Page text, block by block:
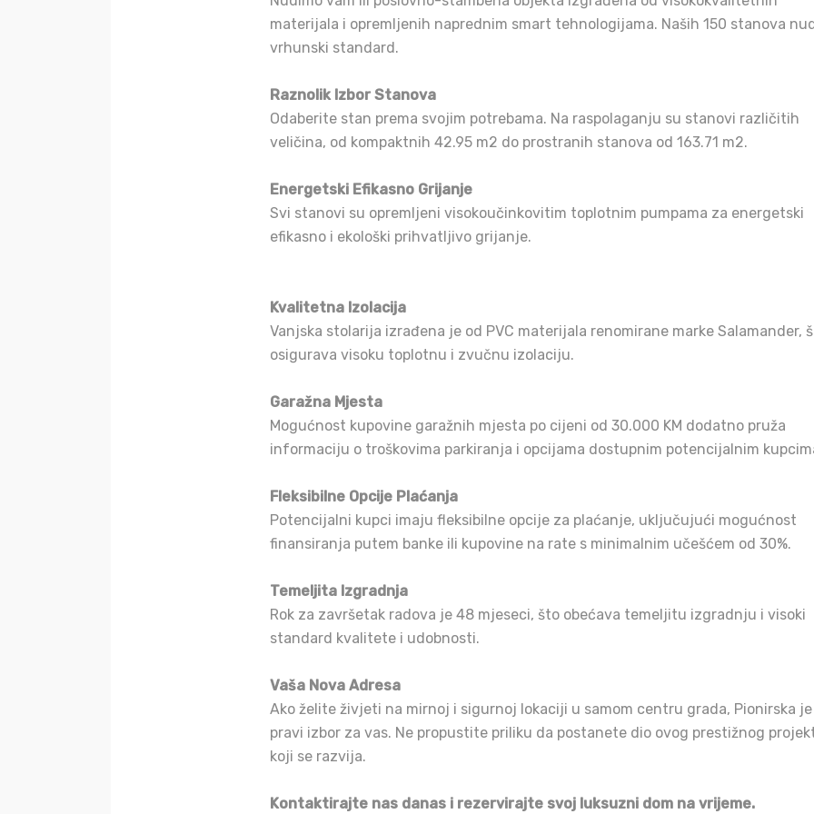
materijala i opremljenih naprednim smart tehnologijama. Naših 150 stanova
vrhunski standard.
Raznolik Izbor Stanova
Odaberite stan prema svojim potrebama. Na raspolaganju su stanovi različitih
veličina, od kompaktnih 42.95 m2 do prostranih stanova od 163.71 m2.
Energetski Efikasno Grijanje
Svi stanovi su opremljeni visokoučinkovitim toplotnim pumpama za energetski
efikasno i ekološki prihvatljivo grijanje.
Kvalitetna Izolacija
Vanjska stolarija izrađena je od PVC materijala renomirane marke Salamander,
osigurava visoku toplotnu i zvučnu izolaciju.
Garažna Mjesta
Mogućnost kupovine garažnih mjesta po cijeni od 30.000 KM dodatno pruža
informaciju o troškovima parkiranja i opcijama dostupnim potencijalnim
Fleksibilne Opcije Plaćanja
Potencijalni kupci imaju fleksibilne opcije za plaćanje, uključujući mogućnost
finansiranja putem banke ili kupovine na rate s minimalnim učešćem od 30%.
Temeljita Izgradnja
Rok za završetak radova je 48 mjeseci, što obećava temeljitu izgradnju i visoki
standard kvalitete i udobnosti.
Vaša Nova Adresa
Ako želite živjeti na mirnoj i sigurnoj lokaciji u samom centru grada, Pionirska je
pravi izbor za vas. Ne propustite priliku da postanete dio ovog prestižnog
koji se razvija.
Kontaktirajte nas danas i rezervirajte svoj luksuzni dom na vrijeme.